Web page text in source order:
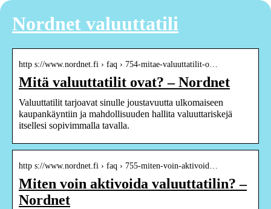
Nordnet valuuttatili
http s://www.nordnet.fi › faq › 754-mitae-valuuttatilit-o…
Mitä valuuttatilit ovat? – Nordnet
Valuuttatilit tarjoavat sinulle joustavuutta ulkomaiseen
kaupankäyntiin ja mahdollisuuden hallita valuuttariskejä
itsellesi sopivimmalla tavalla.
http s://www.nordnet.fi › faq › 755-miten-voin-aktivoid…
Miten voin aktivoida valuuttatilin? –
Nordnet